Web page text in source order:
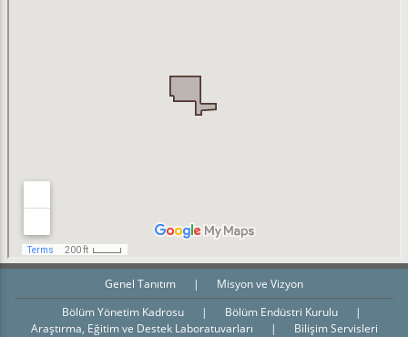
Genel Tanıtım |
Misyon ve Vizyon
Bölüm Yönetim Kadrosu
| Bölüm Endüstri Kurulu
|
Araştırma, Eğitim ve Destek Laboratuvarları
|
Bilişim Servisleri